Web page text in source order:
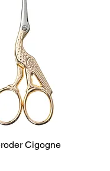
Cigogne